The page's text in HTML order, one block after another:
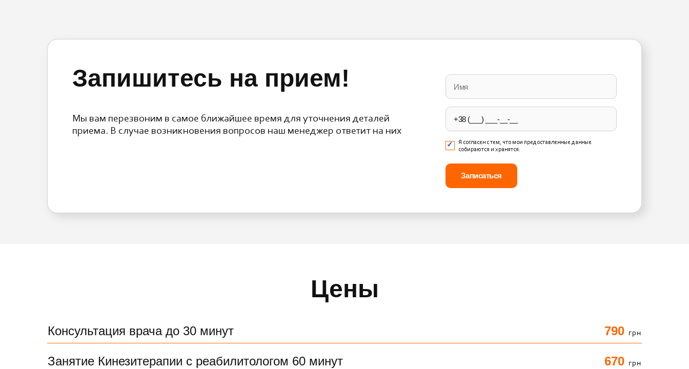
Запишитесь на прием!
Мы вам перезвоним в самое ближайшее время для уточнения деталей
приема. В случае возникновения вопросов наш менеджер ответит на них
leave
this
field
empty.
Я согласен с тем, что мои предоставленные данные
собираются и хранятся.
Цены
Консультация врача до 30 минут 790 грн
Занятие Кинезитерапии с реабилитологом 60 минут 670 грн